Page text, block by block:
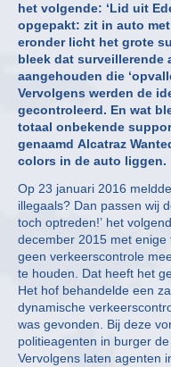
het volgende: ‘Lid uit
opgepakt: zit in auto
eronder licht het grote
bleek dat surveillerende
aangehouden die
Vervolgens werden de
gecontroleerd. En wat
totaal onbekende
genaamd Alcatraz
colors in de auto liggen.
Op 23 januari 2016
illegaals? Dan passen wij
toch optreden!’ het
december 2015 met enige
geen verkeerscontrole
te houden. Dat heeft het
Het hof behandelde een
dynamische
was gevonden. Bij deze
politieagenten in burger
Vervolgens laten agenten